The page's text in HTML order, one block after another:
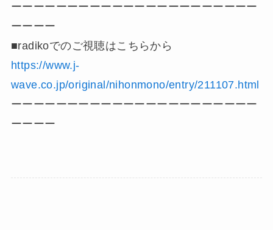
ーーーーーーーーーーーーーーーーーーーーーー
ーーーー
■radikoでのご視聴はこちらから
https://www.j-
wave.co.jp/original/nihonmono/entry/211107.html
ーーーーーーーーーーーーーーーーーーーーーー
ーーーー